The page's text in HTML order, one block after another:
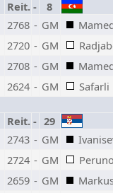
Reit. -
8
2768 - GM
2720 - GM
2708 - GM
2624 - GM
Safarli
Reit. - 29
2743 - GM
2724 - GM
2659 - GM